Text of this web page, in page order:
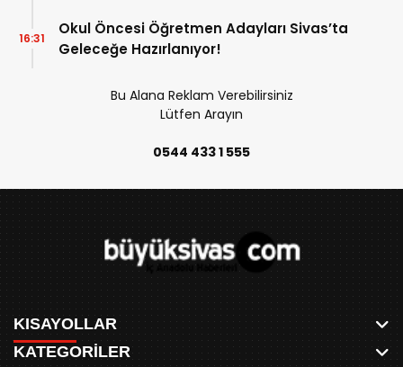
Okul Öncesi Öğretmen Adayları Sivas’ta
Geleceğe Hazırlanıyor!
16:31
Bu Alana Reklam Verebilirsiniz
Lütfen Arayın
0544 433 1 555
KISAYOLLAR
KATEGORİLER